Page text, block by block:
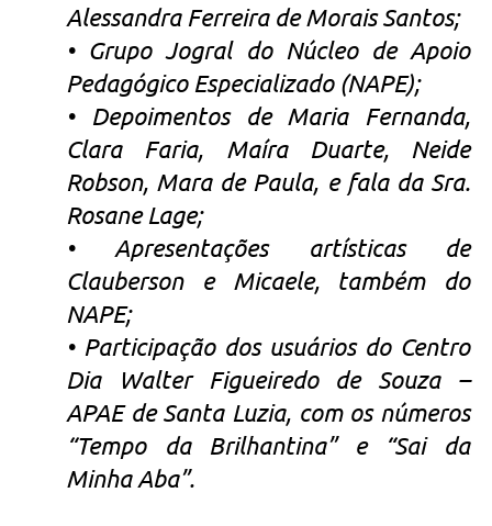
Alessandra Ferreira de Morais Santos;
• Grupo Jogral do Núcleo de Apoio
Pedagógico Especializado (NAPE);
• Depoimentos de Maria Fernanda,
Clara Faria, Maíra Duarte, Neide
Robson, Mara de Paula, e fala da Sra.
Rosane Lage;
• Apresentações artísticas de
Clauberson e Micaele, também do
NAPE;
• Participação dos usuários do Centro
Dia Walter Figueiredo de Souza –
APAE de Santa Luzia, com os números
“Tempo da Brilhantina” e “Sai da
Minha Aba”.